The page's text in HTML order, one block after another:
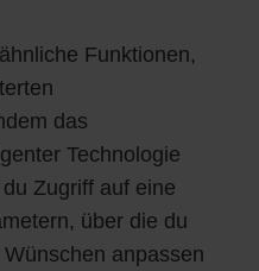
Funktionen,
das
Technologie
Zugriff auf eine
über die du
anpassen